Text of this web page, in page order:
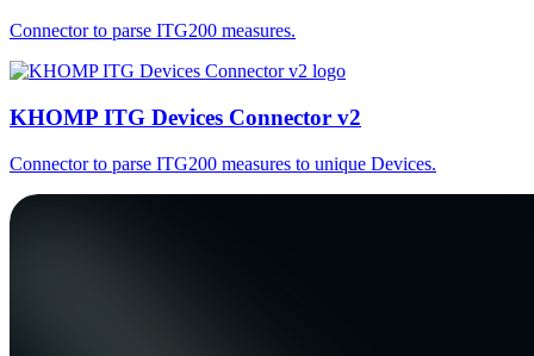
Connector to parse ITG200 measures.
KHOMP ITG Devices Connector v2
Connector to parse ITG200 measures to unique Devices.